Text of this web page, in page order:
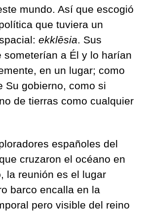
mundo. Así que escogió
que tuviera un
ekklēsia . Sus
someterían a Él y lo harían
en un lugar; como
Su gobierno, como si
de tierras como cualquier
españoles del
cruzaron el océano en
la reunión es el lugar
barco encalla en la
pero visible del reino